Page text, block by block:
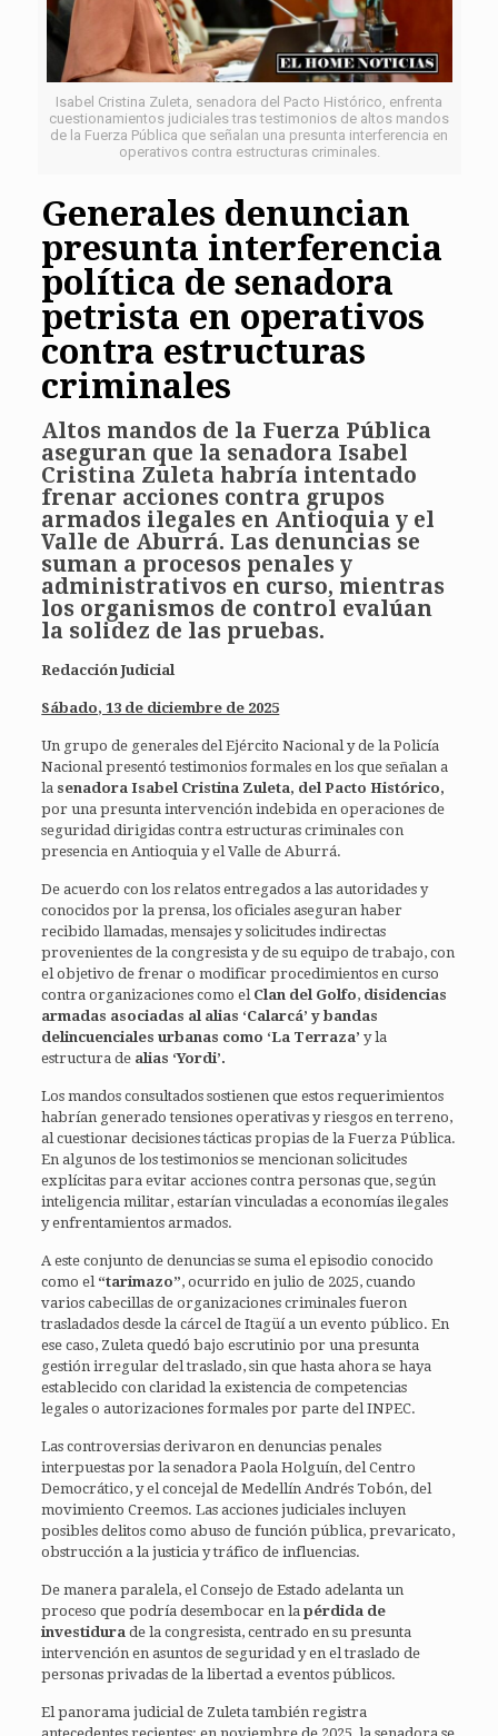
Isabel Cristina Zuleta, senadora del Pacto Histórico, enfrenta
cuestionamientos judiciales tras testimonios de altos mandos
de la Fuerza Pública que señalan una presunta interferencia en
operativos contra estructuras criminales.
Generales denuncian
presunta interferencia
política de senadora
petrista en operativos
contra estructuras
criminales
Altos mandos de la Fuerza Pública
aseguran que la senadora Isabel
Cristina Zuleta habría intentado
frenar acciones contra grupos
armados ilegales en Antioquia y el
Valle de Aburrá. Las denuncias se
suman a procesos penales y
administrativos en curso, mientras
los organismos de control evalúan
la solidez de las pruebas.
Redacción Judicial
Sábado, 13 de diciembre de 2025
Un grupo de generales del Ejército Nacional y de la Policía
Nacional presentó testimonios formales en los que señalan a
la senadora Isabel Cristina Zuleta, del Pacto Histórico,
por una presunta intervención indebida en operaciones de
seguridad dirigidas contra estructuras criminales con
presencia en Antioquia y el Valle de Aburrá.
De acuerdo con los relatos entregados a las autoridades y
conocidos por la prensa, los oficiales aseguran haber
recibido llamadas, mensajes y solicitudes indirectas
provenientes de la congresista y de su equipo de trabajo, con
el objetivo de frenar o modificar procedimientos en curso
contra organizaciones como el Clan del Golfo, disidencias
armadas asociadas al alias ‘Calarcá’ y bandas
delincuenciales urbanas como ‘La Terraza’ y la
estructura de alias ‘Yordi’.
Los mandos consultados sostienen que estos requerimientos
habrían generado tensiones operativas y riesgos en terreno,
al cuestionar decisiones tácticas propias de la Fuerza Pública.
En algunos de los testimonios se mencionan solicitudes
explícitas para evitar acciones contra personas que, según
inteligencia militar, estarían vinculadas a economías ilegales
y enfrentamientos armados.
A este conjunto de denuncias se suma el episodio conocido
como el “tarimazo”, ocurrido en julio de 2025, cuando
varios cabecillas de organizaciones criminales fueron
trasladados desde la cárcel de Itagüí a un evento público. En
ese caso, Zuleta quedó bajo escrutinio por una presunta
gestión irregular del traslado, sin que hasta ahora se haya
establecido con claridad la existencia de competencias
legales o autorizaciones formales por parte del INPEC.
Las controversias derivaron en denuncias penales
interpuestas por la senadora Paola Holguín, del Centro
Democrático, y el concejal de Medellín Andrés Tobón, del
movimiento Creemos. Las acciones judiciales incluyen
posibles delitos como abuso de función pública, prevaricato,
obstrucción a la justicia y tráfico de influencias.
De manera paralela, el Consejo de Estado adelanta un
proceso que podría desembocar en lapérdida de
investidura de la congresista, centrado en su presunta
intervención en asuntos de seguridad y en el traslado de
personas privadas de la libertad a eventos públicos.
El panorama judicial de Zuleta también registra